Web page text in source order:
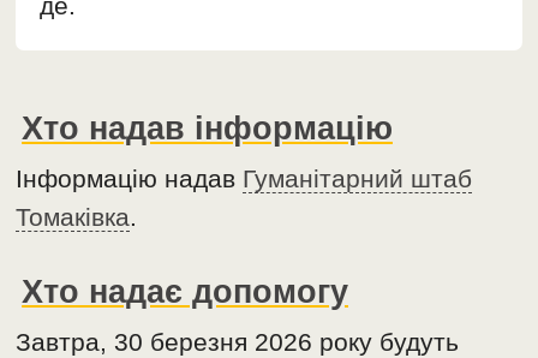
де.
Хто надав інформацію
Інформацію надав Гуманітарний штаб
Томаківка.
Хто надає допомогу
Завтра, 30 березня 2026 року будуть